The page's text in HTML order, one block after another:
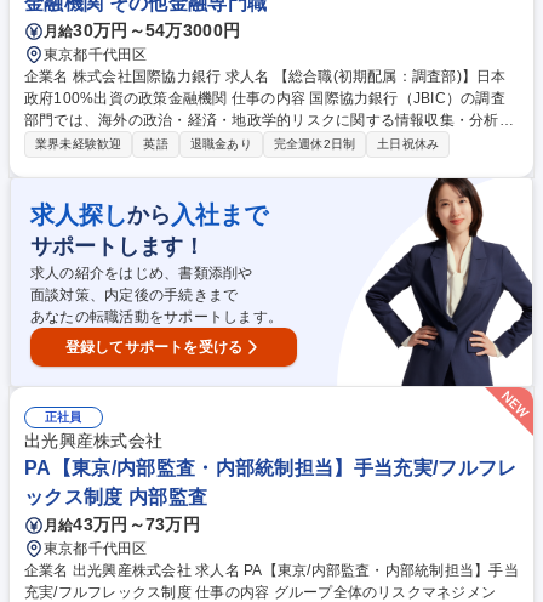
月給30万円～54万3000円
東京都千代田区
企業名 株式会社国際協力銀行 求人名 【総合職(初期配属：調査部)】日本
政府100%出資の政策金融機関 仕事の内容 国際協力銀行（JBIC）の調査
部門では、海外の政治・経済・地政学的リスクに関する情報収集・分析・
発信を担う調査職を募集しています。調査部第2ユニットに配属され、各
リーフィング資料の作成などを担当。正確かつ中立的な分析を行い、経営
判断を支える重要な役割を果たします。役員との距離が近く、国際的な専
門家とのネットワーク構築も可能。将来的には海外拠点（ニューヨーク、
パリ、マニラなど）への赴任のチャンスもあり、グローバルな視点でキャ
リアを築けるポジションです。 募集職種 【総合職(初期配属：調査部)】日
本政府100%出資の政策金融機関
業界未経験歓迎 英語 退職金あり 完全週休2日制 土日祝休み
求人探しから 入社まで
サポートします！
求人の紹介をはじめ、書類添削や
面談対策、内定後の手続きまで
あなたの転職活動をサポートします。
登録してサポートを受ける
正社員
出光興産株式会社
PA【東京/内部監査・内部統制担当】手当充実/フルフレ
ックス制度 内部監査
月給43万円～73万円
東京都千代田区
企業名 出光興産株式会社 求人名 PA【東京/内部監査・内部統制担当】手当
充実/フルフレックス制度 仕事の内容 グループ全体のリスクマネジメン